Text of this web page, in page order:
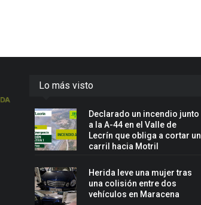
Lo más visto
Declarado un incendio junto
a la A-44 en el Valle de
Lecrín que obliga a cortar un
carril hacia Motril
Herida leve una mujer tras
una colisión entre dos
vehículos en Maracena